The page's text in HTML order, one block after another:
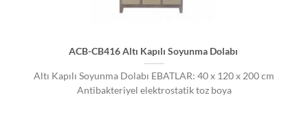
ACB-CB416 Altı Kapılı Soyunma Dolabı
Altı Kapılı Soyunma Dolabı EBATLAR: 40 x 120 x 200 cm
Antibakteriyel elektrostatik toz boya